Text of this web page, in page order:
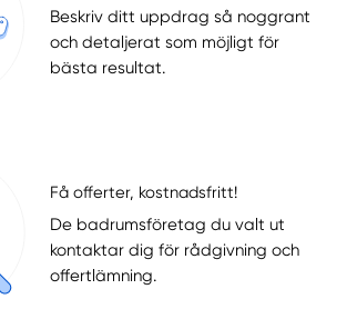
Beskriv ditt uppdrag så noggrant
och detaljerat som möjligt för
bästa resultat.
Få offerter, kostnadsfritt!
De badrumsföretag du valt ut
kontaktar dig för rådgivning och
offertlämning.